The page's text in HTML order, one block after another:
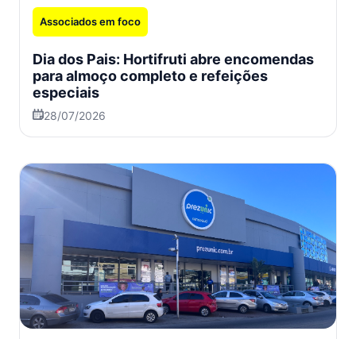
Associados em foco
Dia dos Pais: Hortifruti abre encomendas
para almoço completo e refeições
especiais
28/07/2026